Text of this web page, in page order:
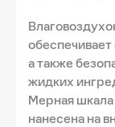
а также
жидких
Мерная шкала
нанесена на